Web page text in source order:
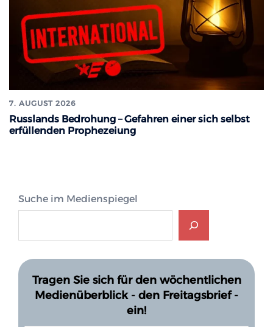
7. AUGUST 2026
Russlands Bedrohung – Gefahren einer sich selbst
erfüllenden Prophezeiung
Suche im Medienspiegel
Tragen Sie sich für den wöchentlichen
Medienüberblick - den Freitagsbrief -
ein!